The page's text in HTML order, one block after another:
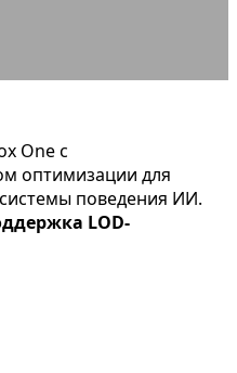
One с
оптимизации для
поведения ИИ.
LOD-